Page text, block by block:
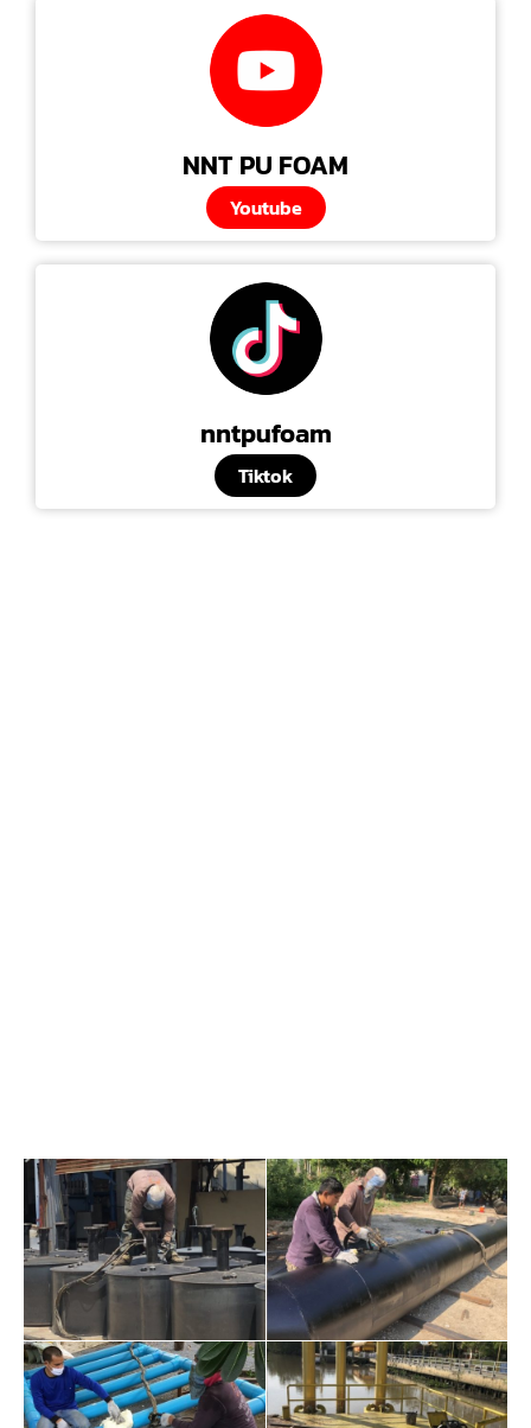
NNT PU FOAM
Youtube
nntpufoam
Tiktok